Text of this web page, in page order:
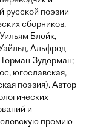
русской поэзии
сборников,
Блейк,
Альфред
Зудерман;
югославская,
поэзия). Автор
и
премию